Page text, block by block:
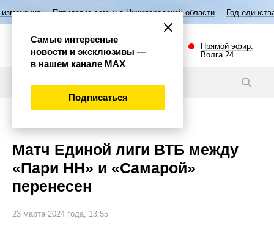
семьи в Нижегородской области Год единства народов
Прямой эфир.
Волга 24
Матч Единой лиги ВТБ между
«Пари НН» и «Самарой»
перенесен
23 марта 2024 года, 13:55
Самые интересные
новости и эксклюзивы —
в нашем канале МАХ
Подписаться